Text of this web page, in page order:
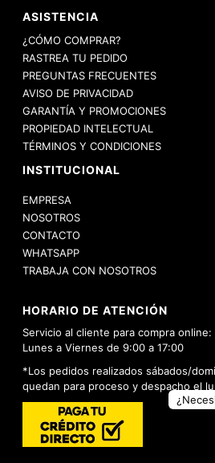
ASISTENCIA
¿CÓMO COMPRAR?
RASTREA TU PEDIDO
PREGUNTAS FRECUENTES
AVISO DE PRIVACIDAD
GARANTÍA Y PROMOCIONES
PROPIEDAD INTELECTUAL
TÉRMINOS Y CONDICIONES
INSTITUCIONAL
EMPRESA
NOSOTROS
CONTACTO
WHATSAPP
TRABAJA CON NOSOTROS
HORARIO DE ATENCIÓN
Servicio al cliente para compra online:
Lunes a Viernes de 9:00 a 17:00
*Los pedidos realizados sábados/
quedan para proceso y despacho el